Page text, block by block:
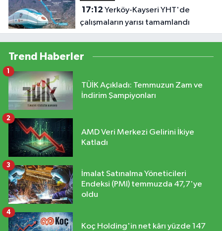
17:12
çalışmaların yarısı tamamlandı
Trend Haberler
TÜİK Açıkladı: Temmuzun Zam ve
İndirim Şampiyonları
1
AMD Veri Merkezi Gelirini İkiye
Katladı
2
İmalat Satınalma Yöneticileri
Endeksi (PMI) temmuzda 47,7'ye
oldu
3
Koç Holding'in net kârı yüzde 147
4